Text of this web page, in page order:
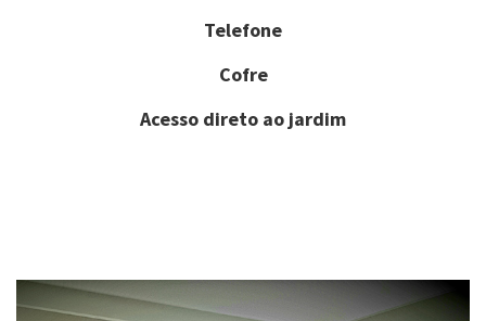
Telefone
Cofre
Acesso direto ao jardim